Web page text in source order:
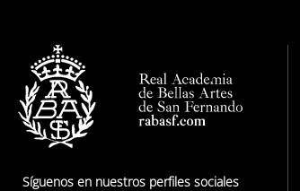
Síguenos en nuestros perfiles sociales